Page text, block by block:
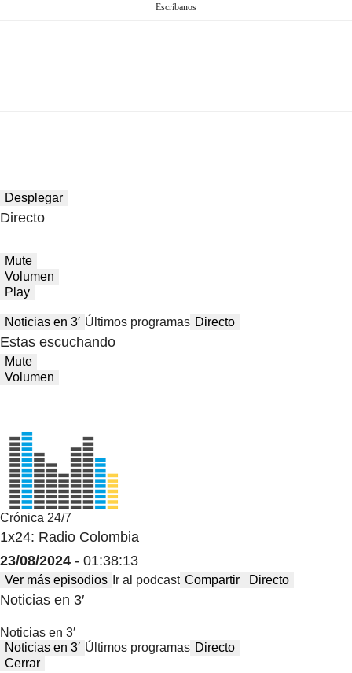
Escríbanos
Desplegar
Directo
Mute
Volumen
Play
Noticias en 3′ Últimos programas Directo
Estas escuchando
Mute
Volumen
Crónica 24/7
1x24: Radio Colombia
23/08/2024 - 01:38:13
Ver más episodios Ir al podcast Compartir Directo
Noticias en 3′
Noticias en 3′
Noticias en 3′ Últimos programas Directo
Cerrar